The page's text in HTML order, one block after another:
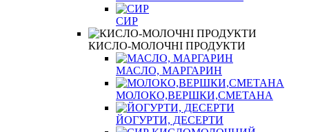
СИР
КИСЛО-МОЛОЧНІ ПРОДУКТИ
МАСЛО, МАРГАРИН
МОЛОКО,ВЕРШКИ,СМЕТАНА
ЙОГУРТИ, ДЕСЕРТИ